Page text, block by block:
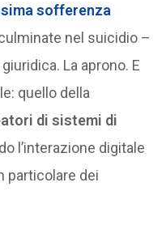
sofferenza
nel suicidio –
La aprono. E
quello della
di sistemi di
l’interazione digitale
particolare dei